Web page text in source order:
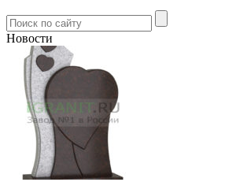
Новости